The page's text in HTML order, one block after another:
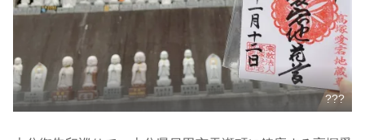
???